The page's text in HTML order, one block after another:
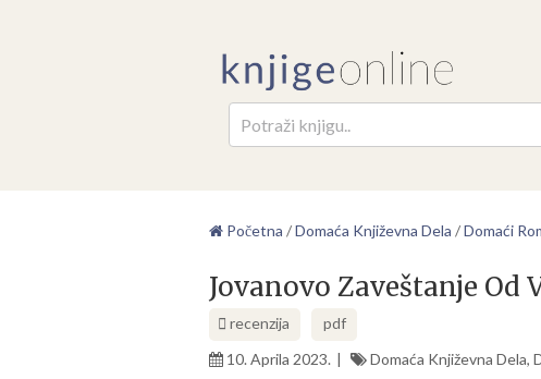
Početna /Domaća Književna Dela /Domaći
Jovanovo Zaveštanje Od
recenzija
pdf
10. Aprila 2023.
Domaća Književna Dela,